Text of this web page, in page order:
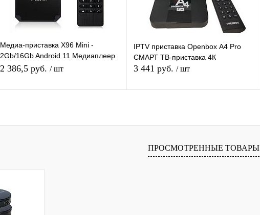
Медиа-приставка X96 Mini -
2Gb/16Gb Android 11 Медиаплеер
Smart tv IPTV приставка 4K WiFi
2 386,5 руб. / шт
IPTV приставка Openbox А4 Pro
СМАРТ ТВ-приставка 4К
3 441 руб. / шт
В избранное В наличии
ПРОСМОТРЕННЫЕ ТОВАРЫ